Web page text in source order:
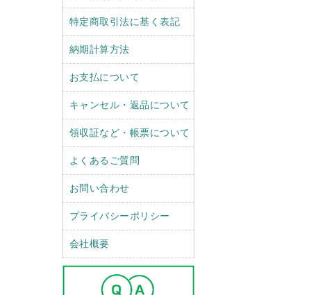
特定商取引法に基く表記
納期計算方法
お支払について
キャンセル・返品について
領収証など・帳票について
よくあるご質問
お問い合わせ
プライバシーポリシー
会社概要